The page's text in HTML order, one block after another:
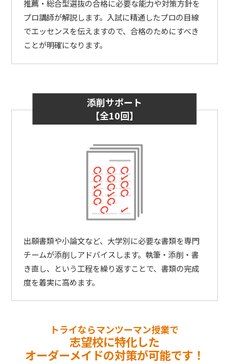
推薦・総合型選抜の合格に必要な能力や対策方針を
プロ講師が解説します。入試に精通したプロの目線
でエッセンスを伝えますので、合格のためにすべき
ことが明確になります。
添削サポート
【全10回】
出願書類や小論文など、大学別に必要な書類を専門
チームが添削しアドバイスします。執筆・添削・書
き直し、という工程を繰り返すことで、書類の完成
度を着実に高めます。
トライならマンツーマン授業で
志望校に特化した
オーダーメイドの対策が可能です！